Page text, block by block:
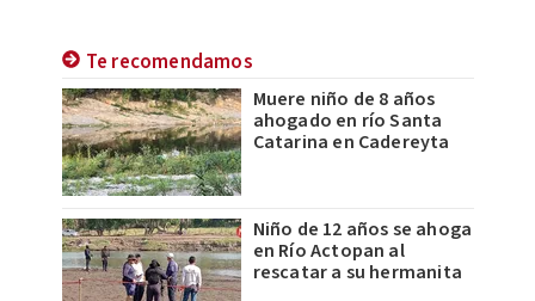
Te recomendamos
Muere niño de 8 años
ahogado en río Santa
Catarina en Cadereyta
Niño de 12 años se ahoga
en Río Actopan al
rescatar a su hermanita